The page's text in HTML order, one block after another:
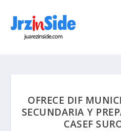
OFRECE DIF
SECUNDARIA Y
CASEF